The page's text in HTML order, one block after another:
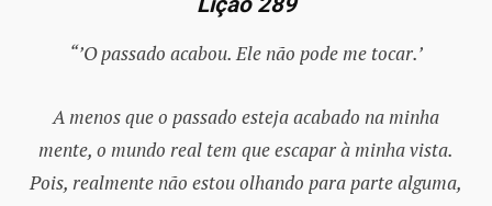
“’O passado acabou. Ele não pode me tocar.’
A menos que o passado esteja acabado na minha
mente, o mundo real tem que escapar à minha vista.
Pois, realmente não estou olhando para parte alguma,